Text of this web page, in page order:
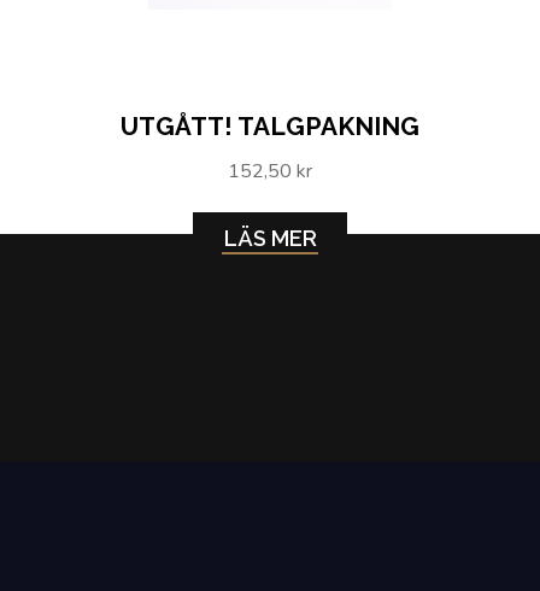
UTGÅTT! TALGPAKNING
152,50 kr
LÄS MER